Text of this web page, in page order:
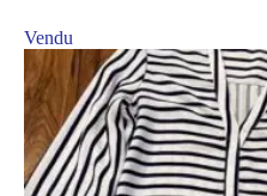
Vendu